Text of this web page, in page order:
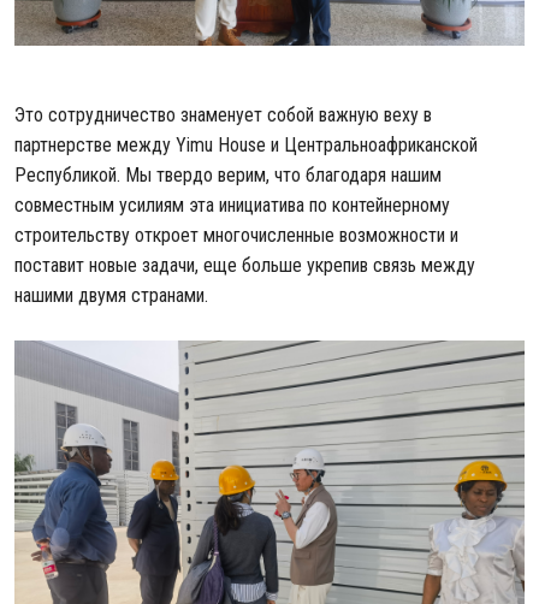
Это сотрудничество знаменует собой важную веху в
партнерстве между Yimu House и Центральноафриканской
Республикой. Мы твердо верим, что благодаря нашим
совместным усилиям эта инициатива по контейнерному
строительству откроет многочисленные возможности и
поставит новые задачи, еще больше укрепив связь между
нашими двумя странами.